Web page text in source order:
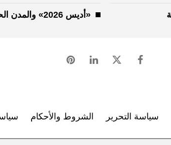
«أديس 2026» والمدن الحديثة
سياسة التحرير الشروط والأحكام